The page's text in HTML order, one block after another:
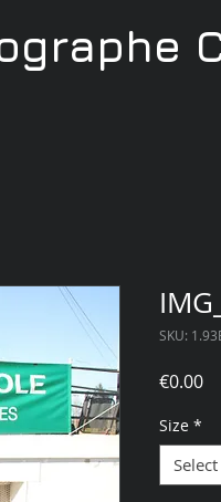
SKU:
€0.00
Size *
Select